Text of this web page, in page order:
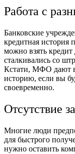
Работа с
Банковские
кредитная история
можно взять
сталкивались со
Кстати, МФО дают
историю, если вы
своевременно.
Отсутствие
Многие люди
для быстрого
нужно оставить